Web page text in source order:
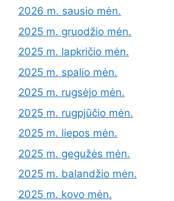
2026 m. sausio mėn.
2025 m. gruodžio mėn.
2025 m. lapkričio mėn.
2025 m. spalio mėn.
2025 m. rugsėjo mėn.
2025 m. rugpjūčio mėn.
2025 m. liepos mėn.
2025 m. gegužės mėn.
2025 m. balandžio mėn.
2025 m. kovo mėn.